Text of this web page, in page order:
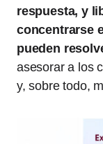
respuesta, y
concentrarse
pueden
asesorar a los
y, sobre todo,